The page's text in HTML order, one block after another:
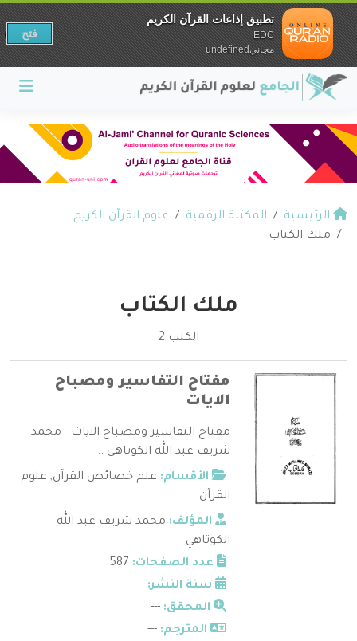
الرئيسية المكتبة الرقمية
علوم القرآن الكريم
ملك الكتاب
ملك الكتاب
الكتب 2
مفتاح التفاسير ومصباح
الايات
مفتاح التفاسير ومصباح الايات - محمد
شريف عبد الله الكوتاهي ...
الأقسام: علم خصائص القرآن, علوم
القرآن
المؤلف: محمد شريف عبد الله
الكوتاهي
عدد الصفحات:
سنة النشر: ---
المحقق: ---
المترجم: ---
تطبيق إذاعات القرآن الكريم
EDC
مجانيundefined
فتح